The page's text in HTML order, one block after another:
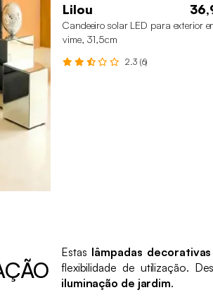
Lilou
Candeeiro solar LED para exterior
vime, 31,5cm
2.3 (6)
Estas lâmpadas decorativas
flexibilidade de utilização.
iluminação de jardim.